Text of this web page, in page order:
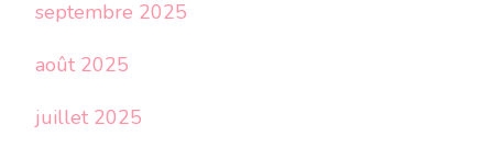
septembre 2025
août 2025
juillet 2025